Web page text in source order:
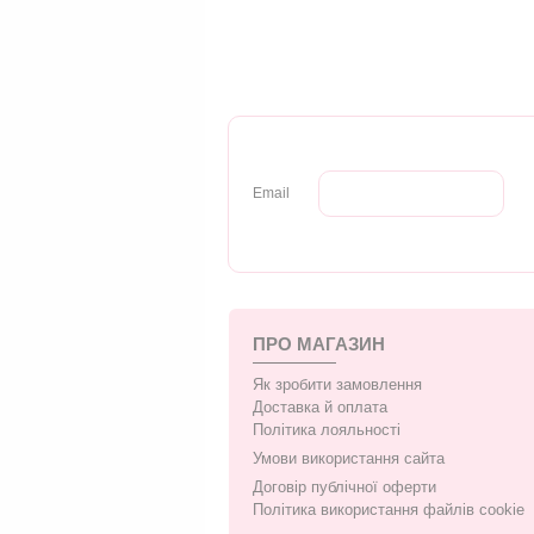
Email
ПРО МАГАЗИН
Як зробити замовлення
Доставка й оплата
Політика лояльності
Умови використання сайта
Договір публічної оферти
Політика використання файлів cookie